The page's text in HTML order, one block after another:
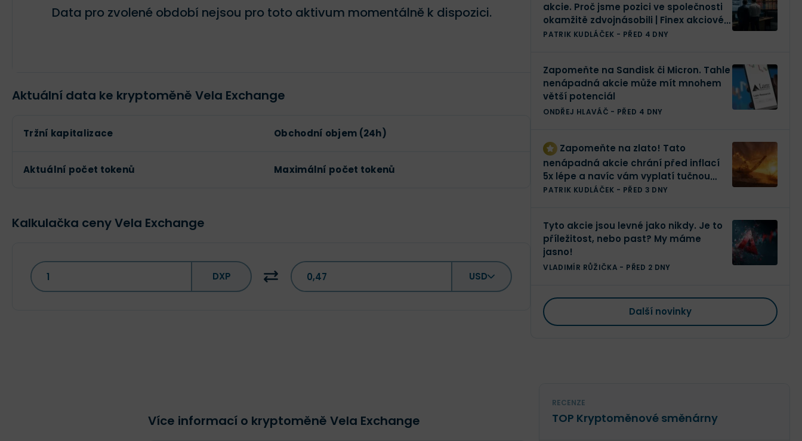
Data pro zvolené období nejsou pro toto aktivum momentálně k dispozici.
Aktuální data ke kryptoměně Vela Exchange
Tržní kapitalizace Obchodní objem (24h)
Aktuální počet tokenů Maximální počet tokenů
Kalkulačka ceny Vela Exchange
DXP USD
akcie. Proč jsme pozici ve společnosti
okamžitě zdvojnásobili | Finex akciové
portfolio
PATRIK KUDLÁČEK - PŘED 4 DNY
Zapomeňte na Sandisk či Micron. Tahle
nenápadná akcie může mít mnohem
větší potenciál
ONDŘEJ HLAVÁČ - PŘED 4 DNY
Zapomeňte na zlato! Tato
nenápadná akcie chrání před inflací
5x lépe a navíc vám vyplatí tučnou
dividendu
PATRIK KUDLÁČEK - PŘED 3 DNY
Tyto akcie jsou levné jako nikdy. Je to
příležitost, nebo past? My máme
jasno!
VLADIMÍR RŮŽIČKA - PŘED 2 DNY
Další novinky
Více informací o kryptoměně Vela Exchange
RECENZE
TOP Kryptoměnové směnárny